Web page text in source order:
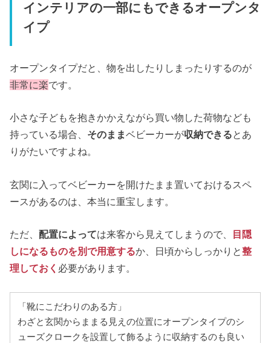
インテリアの一部にもできるオープンタ
イプ
オープンタイプだと、物を出したりしまったりするのが
非常に楽です。
小さな子どもを抱きかかえながら買い物した荷物なども
持っている場合、 そのままベビーカーが収納できるとあ
りがたいですよね。
玄関に入ってベビーカーを開けたまま置いておけるスペ
ースがあるのは、本当に重宝します。
ただ、配置によっては来客から見えてしまうので、 目隠
しになるものを別で用意するか、日頃からしっかりと整
理しておく 必要があります。
「靴にこだわりのある方」
わざと玄関からままる見えの位置にオープンタイプのシ
ューズクロークを設置して飾るように収納するのも良い